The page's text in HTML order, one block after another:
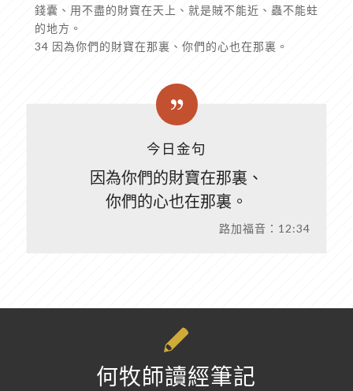
錢囊、用不盡的財寶在天上、就是賊不能近、蟲不能蛀
的地方。
34 因為你們的財寶在那裏、你們的心也在那裏。
今日金句
因為你們的財寶在那裏、
你們的心也在那裏。
路加福音：12:34
何牧師讀經筆記